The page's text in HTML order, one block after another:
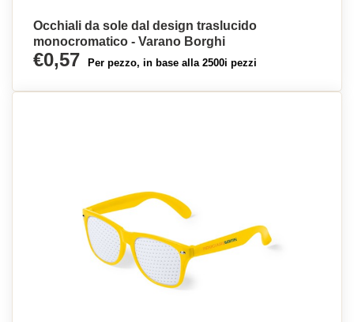
Occhiali da sole dal design traslucido
monocromatico - Varano Borghi
€0,57 Per pezzo, in base alla 2500i pezzi